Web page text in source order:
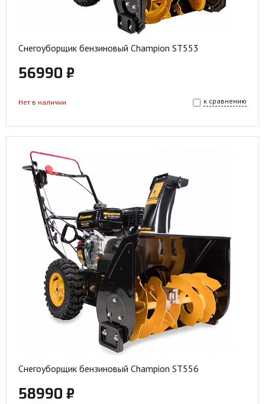
Снегоуборщик бензиновый Champion ST553
56990 ₽
к сравнению
Нет в наличии
Снегоуборщик бензиновый Champion ST556
58990 ₽